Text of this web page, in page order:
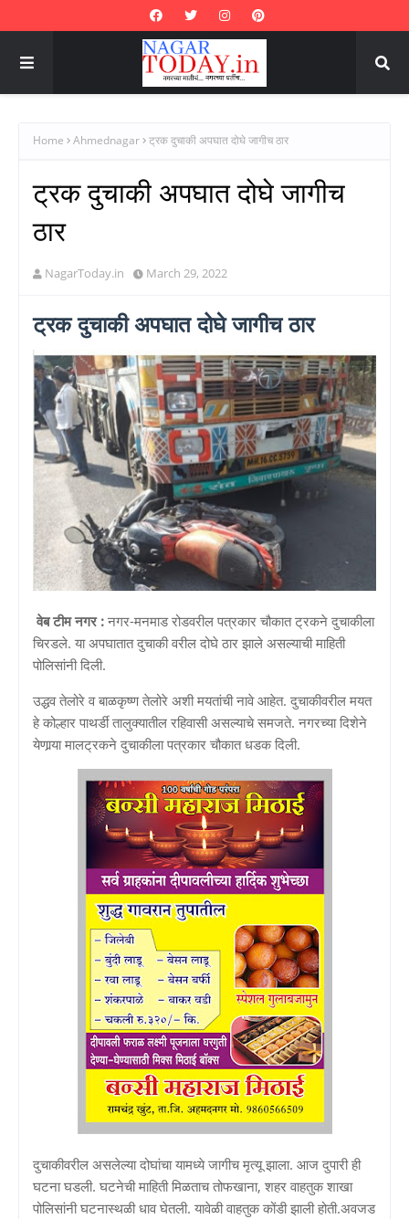
Home Ahmednagar ट्रक दुचाकी अपघात दोघे जागीच ठार
ट्रक दुचाकी अपघात दोघे जागीच
ठार
NagarToday.in March 29, 2022
ट्रक दुचाकी अपघात दोघे जागीच ठार
वेब टीम नगर : नगर-मनमाड रोडवरील पत्रकार चौकात ट्रकने दुचाकीला
चिरडले. या अपघातात दुचाकी वरील दोघे ठार झाले असल्याची माहिती
पोलिसांनी दिली.
उद्धव तेलोरे व बाळकृष्ण तेलोरे अशी मयतांची नावे आहेत. दुचाकीवरील मयत
हे कोल्हार पाथर्डी तालुक्यातील रहिवासी असल्याचे समजते. नगरच्या दिशेने
येणार्‍या मालट्रकने दुचाकीला पत्रकार चौकात धडक दिली.
दुचाकीवरील असलेल्या दोघांचा यामध्ये जागीच मृत्यू झाला. आज दुपारी ही
घटना घडली. घटनेची माहिती मिळताच तोफखाना, शहर वाहतुक शाखा
पोलिसांनी घटनास्थळी धाव घेतली. यावेळी वाहतुक कोंडी झाली होती.अवजड